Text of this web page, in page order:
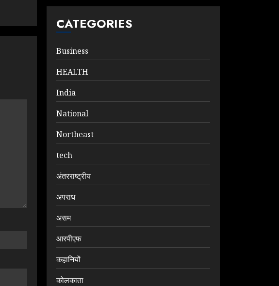
CATEGORIES
Business
HEALTH
India
National
Northeast
tech
अंतरराष्ट्रीय
अपराध
असम
आरपीएफ
कहानियों
कोलकाता